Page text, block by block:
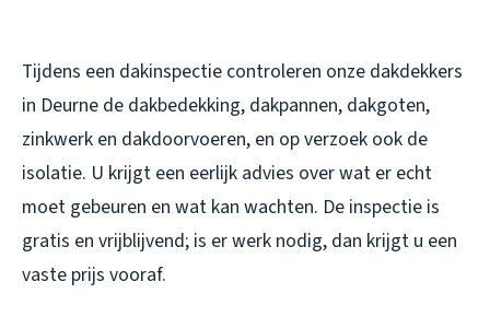
Tijdens een dakinspectie controleren onze dakdekkers
in Deurne de dakbedekking, dakpannen, dakgoten,
zinkwerk en dakdoorvoeren, en op verzoek ook de
isolatie. U krijgt een eerlijk advies over wat er echt
moet gebeuren en wat kan wachten. De inspectie is
gratis en vrijblijvend; is er werk nodig, dan krijgt u een
vaste prijs vooraf.